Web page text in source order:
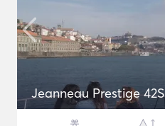
Jeanneau Prestige 42S